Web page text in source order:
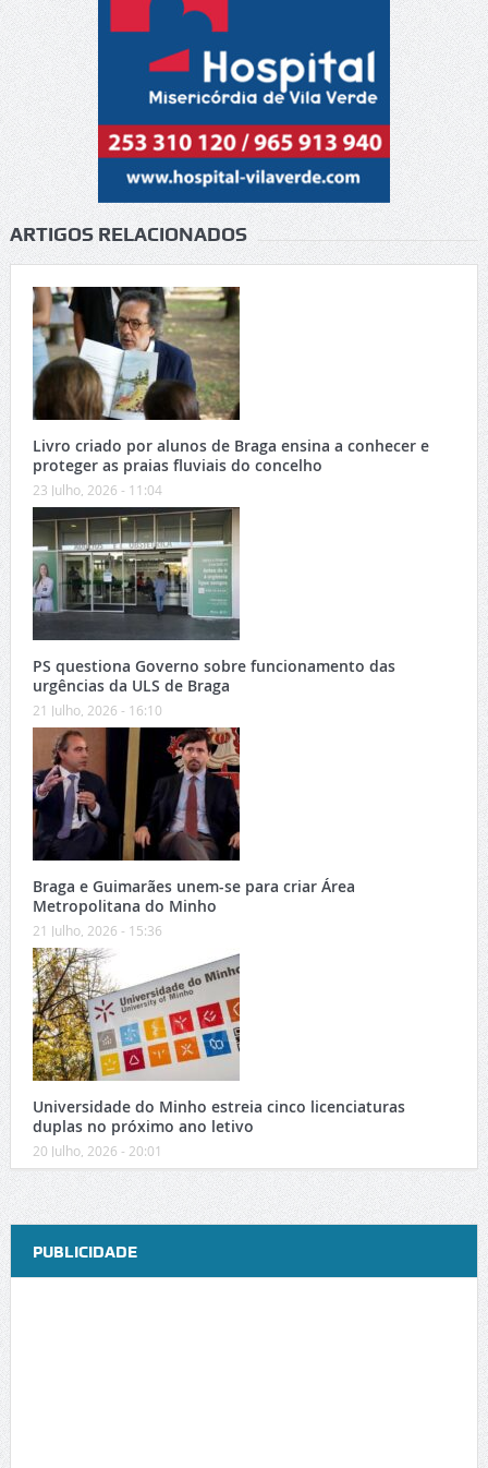
ARTIGOS RELACIONADOS
Livro criado por alunos de Braga ensina a conhecer e
proteger as praias fluviais do concelho
23 Julho, 2026 - 11:04
PS questiona Governo sobre funcionamento das
urgências da ULS de Braga
21 Julho, 2026 - 16:10
Braga e Guimarães unem-se para criar Área
Metropolitana do Minho
21 Julho, 2026 - 15:36
Universidade do Minho estreia cinco licenciaturas
duplas no próximo ano letivo
20 Julho, 2026 - 20:01
PUBLICIDADE